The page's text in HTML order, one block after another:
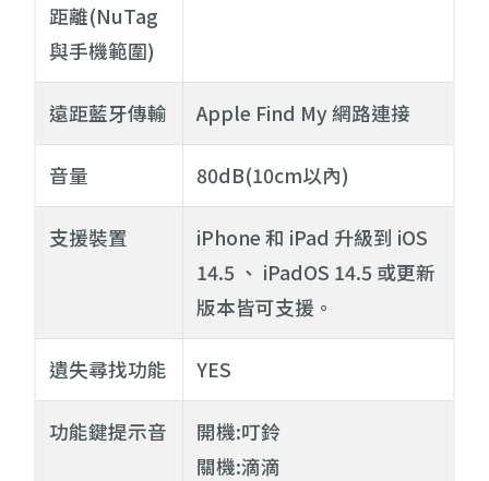
距離(NuTag
與手機範圍)
遠距藍牙傳輸 Apple Find My 網路連接
音量 80dB(10cm以內)
支援裝置
iPhone 和 iPad 升級到 iOS
14.5 、 iPadOS 14.5 或更新
版本皆可支援。
遺失尋找功能 YES
功能鍵提示音
開機:叮鈴
關機:滴滴